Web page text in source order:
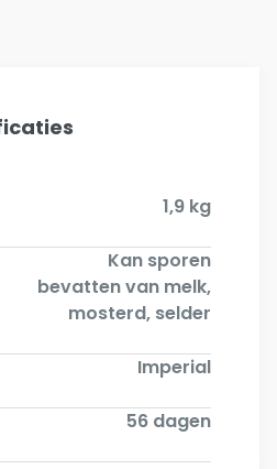
1,9 kg
Kan sporen
bevatten van melk,
mosterd, selder
Imperial
56 dagen